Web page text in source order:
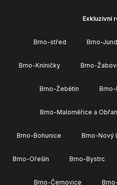
Exkluzivní
Brno-střed Brno-
Brno-Kníničky Brno-
Brno-Žebětín Brno-
Brno-Maloměřice a
Brno-Bohunice Brno-Nový
Brno-Ořešín Brno-Bystrc
Brno-Černovice